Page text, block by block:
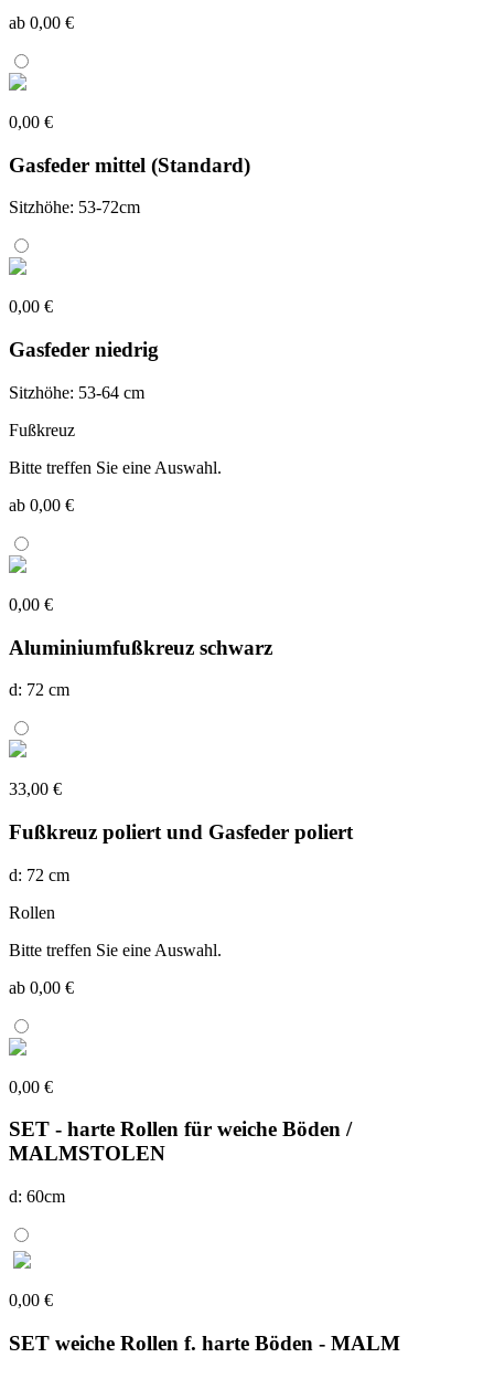
ab 0,00 €
0,00 €
Gasfeder mittel (Standard)
Sitzhöhe: 53-72cm
0,00 €
Gasfeder niedrig
Sitzhöhe: 53-64 cm
Fußkreuz
Bitte treffen Sie eine Auswahl.
ab 0,00 €
0,00 €
Aluminiumfußkreuz schwarz
d: 72 cm
33,00 €
Fußkreuz poliert und Gasfeder poliert
d: 72 cm
Rollen
Bitte treffen Sie eine Auswahl.
ab 0,00 €
0,00 €
SET - harte Rollen für weiche Böden /
MALMSTOLEN
d: 60cm
0,00 €
SET weiche Rollen f. harte Böden - MALM